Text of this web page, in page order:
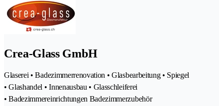
Crea-Glass GmbH
Glaserei • Badezimmerrenovation • Glasbearbeitung • Spiegel
• Glashandel • Innenausbau • Glasschleiferei
• Badezimmereinrichtungen Badezimmerzubehör